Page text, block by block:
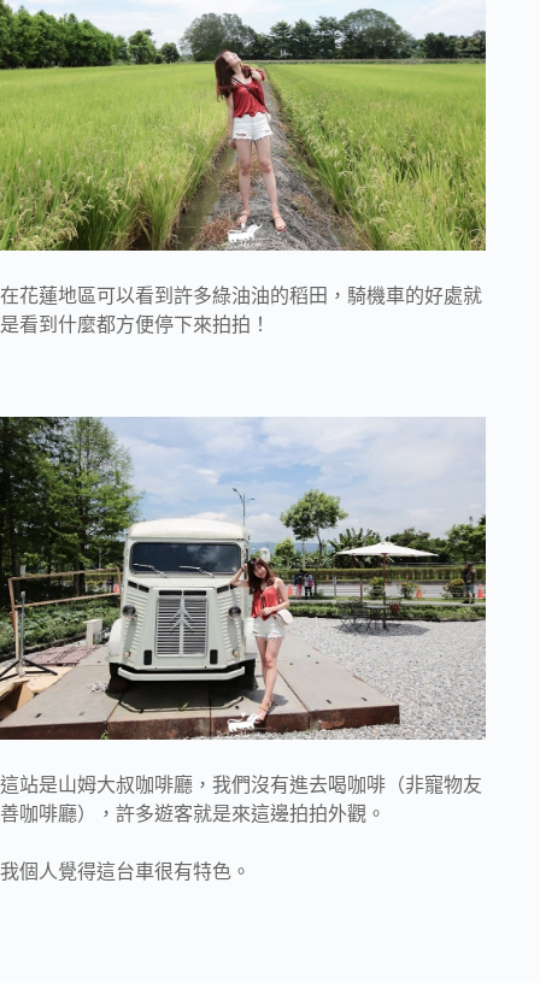
在花蓮地區可以看到許多綠油油的稻田，騎機車的好處就
是看到什麼都方便停下來拍拍！
這站是山姆大叔咖啡廳，我們沒有進去喝咖啡（非寵物友
善咖啡廳），許多遊客就是來這邊拍拍外觀。
我個人覺得這台車很有特色。